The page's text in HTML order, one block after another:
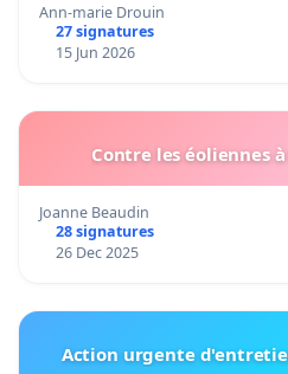
Ann-marie Drouin
27 signatures
15 Jun 2026
Contre les éoliennes
Joanne Beaudin
28 signatures
26 Dec 2025
Action urgente